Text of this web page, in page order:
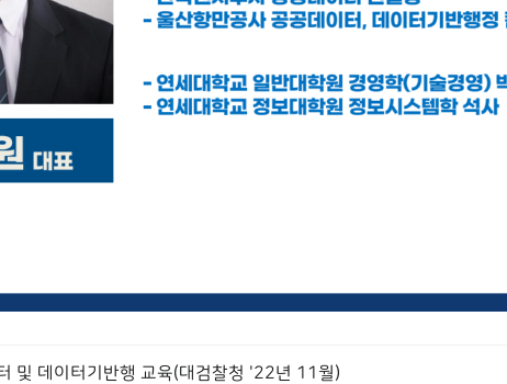
및 데이터기반행 교육(대검찰청 '22년 11월)